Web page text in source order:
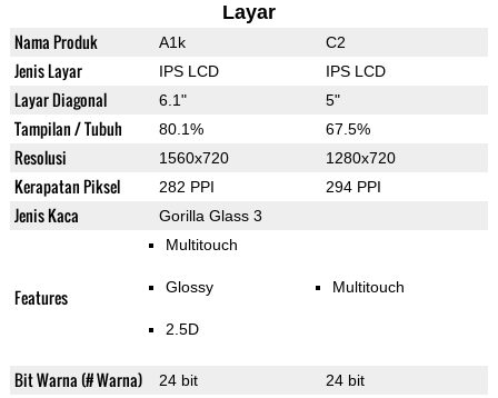
Layar
Nama Produk A1k C2
Jenis Layar IPS LCD IPS LCD
Layar Diagonal 6.1" 5"
Tampilan / Tubuh 80.1% 67.5%
Resolusi 1560x720 1280x720
Kerapatan Piksel 282 PPI 294 PPI
Jenis Kaca Gorilla Glass 3
Features
Multitouch
Glossy
2.5D
Multitouch
Bit Warna (# Warna) 24 bit 24 bit